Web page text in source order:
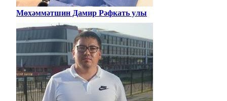
Мөхәммәтшин Дамир Рәфкать улы